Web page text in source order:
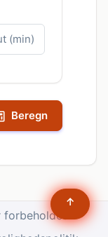
(min)
Beregn
↑